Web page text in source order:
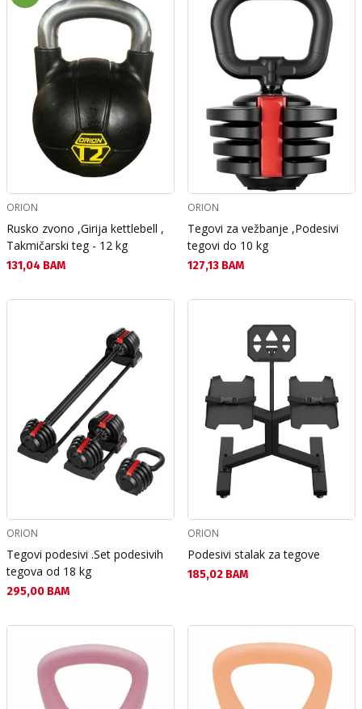
ORION
Rusko zvono ,Girija kettlebell ,
Takmičarski teg - 12 kg
Текуща цена:
131,04 BAM
ORION
Tegovi za vežbanje ,Podesivi
tegovi do 10 kg
Текуща цена:
127,13 BAM
ORION
Tegovi podesivi .Set podesivih
tegova od 18 kg
Текуща цена:
295,00 BAM
ORION
Podesivi stalak za tegove
Текуща цена:
185,02 BAM